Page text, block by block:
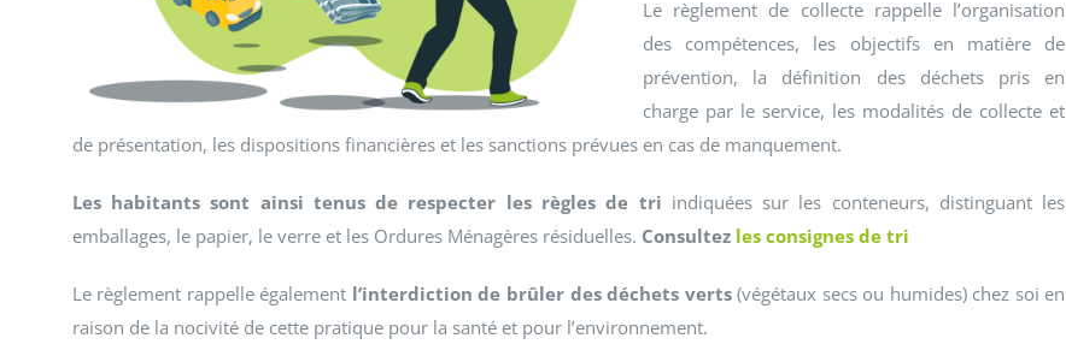
Le règlement de collecte rappelle l’organisation
des compétences, les objectifs en matière de
prévention, la définition des déchets pris en
charge par le service, les modalités de collecte et
de présentation, les dispositions financières et les sanctions prévues en cas de manquement.
Les habitants sont ainsi tenus de respecter les règles de tri indiquées sur les conteneurs, distinguant les
emballages, le papier, le verre et les Ordures Ménagères résiduelles. Consultez les consignes de tri
Le règlement rappelle également l’interdiction de brûler des déchets verts(végétaux secs ou humides) chez soi en
raison de la nocivité de cette pratique pour la santé et pour l’environnement.